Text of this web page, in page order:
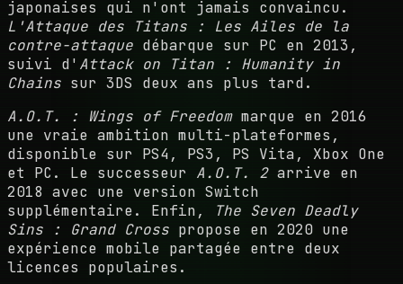
japonaises qui n'ont jamais convaincu.
L'Attaque des Titans : Les Ailes de la
contre-attaque débarque sur PC en 2013,
suivi d' Attack on Titan : Humanity in
Chains sur 3DS deux ans plus tard.
A.O.T. : Wings of Freedommarque en 2016
une vraie ambition multi-plateformes,
disponible sur PS4, PS3, PS Vita, Xbox One
et PC. Le successeur A.O.T. 2arrive en
2018 avec une version Switch
supplémentaire. Enfin,
The Seven Deadly
Sins : Grand Cross propose en 2020 une
expérience mobile partagée entre deux
licences populaires.